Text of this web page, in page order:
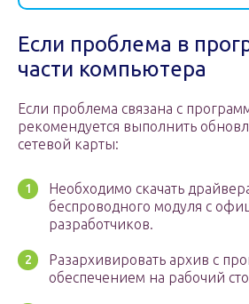
Если проблема в
части компьютера
Если проблема связана с
рекомендуется выполнить
сетевой карты:
Необходимо скачать
беспроводного модуля с
разработчиков.
Разархивировать архив с
обеспечением на рабочий